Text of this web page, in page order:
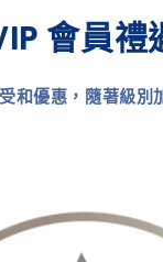
會員禮
和優惠，隨著級別